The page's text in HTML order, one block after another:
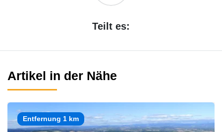
Teilt es:
Artikel in der Nähe
Entfernung 1 km